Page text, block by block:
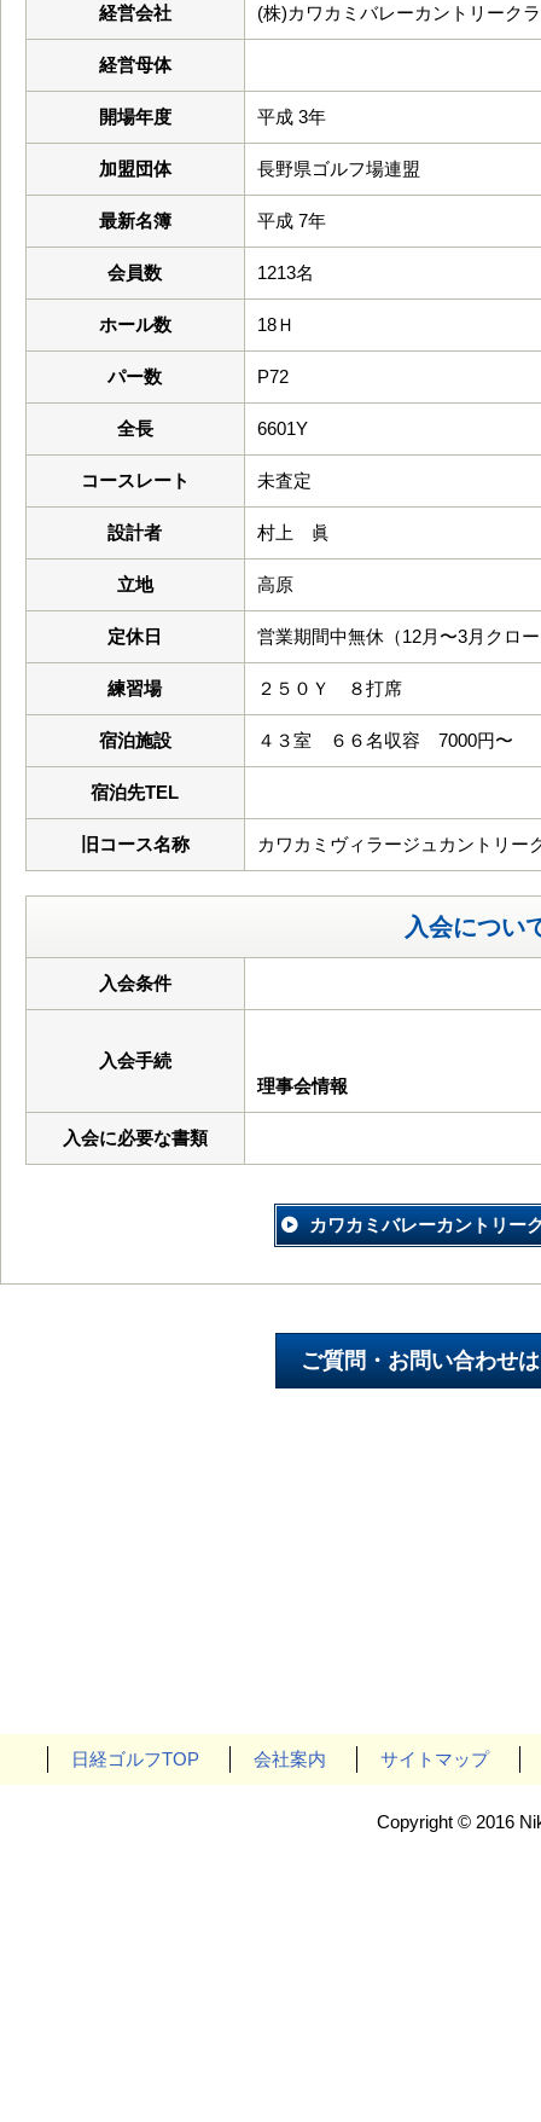
経営会社 (株)カワカミバレーカントリーク
経営母体
開場年度 平成 3年
加盟団体 長野県ゴルフ場連盟
最新名簿 平成 7年
会員数 1213名
ホール数 18Ｈ
パー数 P72
全長 6601Y
コースレート 未査定
設計者 村上 眞
立地 高原
定休日 営業期間中無休（12月〜3月クロ
練習場 ２５０Ｙ ８打席
宿泊施設 ４３室 ６６名収容 7000円〜
宿泊先TEL
旧コース名称 カワカミヴィラージュカントリー
入会につい
入会条件
入会手続
理事会情報
入会に必要な書類
カワカミバレーカントリー
日経ゴルフTOP 会社案内 サイトマップ
Copyright © 2016